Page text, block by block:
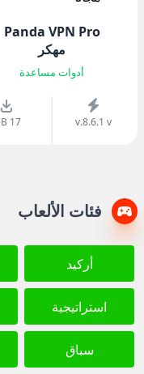
Panda VPN Pro
مهكر
أدوات مساعدة
v.8.6.1 v
17 MB
فئات الألعاب
أركيد
استراتيجية
سباق